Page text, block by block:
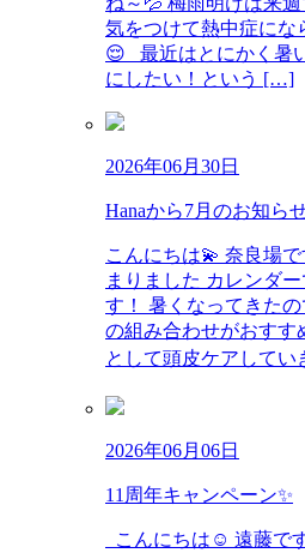
気をつけて熱中症にな
😌 最近はとにかく暑
にしたい！という […]
2026年06月30日
Hanaから7月のお知らせ
こんにちは💫 奈良場
まりました カレンダ
す！ 暑くなってきた
の組み合わせがおすす
として頭皮ケアして
2026年06月06日
11周年キャンペーン✨
こんにちは☺️ 遠藤で